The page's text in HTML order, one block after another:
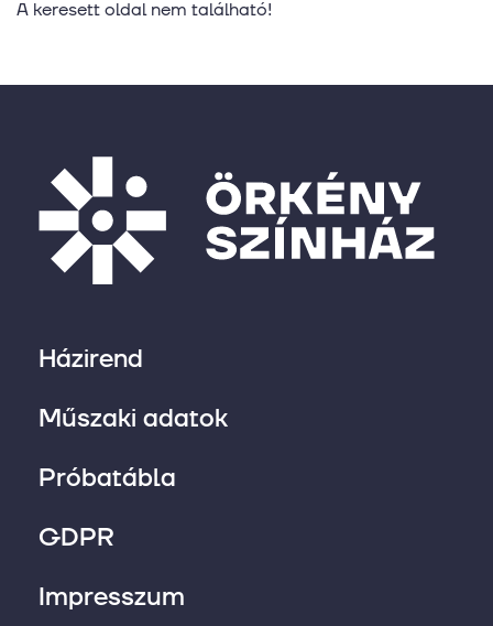
A keresett oldal nem található!
Házirend
Műszaki adatok
Próbatábla
GDPR
Impresszum